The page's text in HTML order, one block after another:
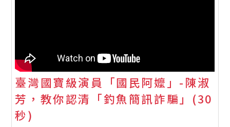
臺灣國寶級演員「國民阿嬤」-陳淑
芳，教你認清「釣魚簡訊詐騙」(30
秒)